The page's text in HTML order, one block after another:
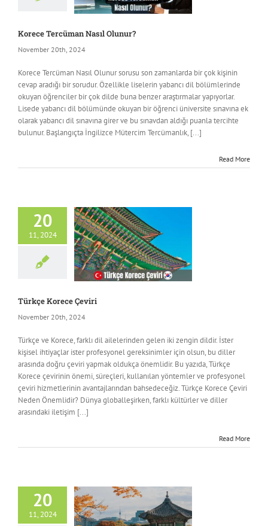
Korece Tercüman Nasıl Olunur?
November 20th, 2024
Korece Tercüman Nasıl Olunur sorusu son zamanlarda bir çok kişinin
cevap aradığı bir sorudur. Özellikle liselerin yabancı dil bölümlerinde
okuyan öğrenciler bir çok dilde buna benzer araştırmalar yapıyorlar.
Lisede yabancı dil bölümünde okuyan bir öğrenci üniversite sınavına ek
olarak yabancı dil sınavına girer ve bu sınavdan aldığı puanla tercihte
bulunur. Başlangıçta İngilizce Mütercim Tercümanlık, [...]
Read More
20
11, 2024
Türkçe Korece Çeviri
November 20th, 2024
Türkçe ve Korece, farklı dil ailelerinden gelen iki zengin dildir. İster
kişisel ihtiyaçlar ister profesyonel gereksinimler için olsun, bu diller
arasında doğru çeviri yapmak oldukça önemlidir. Bu yazıda, Türkçe
Korece çevirinin önemi, süreçleri, kullanılan yöntemler ve profesyonel
çeviri hizmetlerinin avantajlarından bahsedeceğiz. Türkçe Korece Çeviri
Neden Önemlidir? Dünya globalleşirken, farklı kültürler ve diller
arasındaki iletişim [...]
Read More
20
11, 2024